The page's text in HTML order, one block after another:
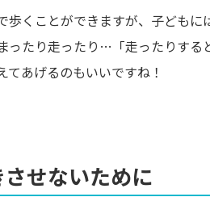
歩くことができますが、子どもに
ったり走ったり…「走ったりする
てあげるのもいいですね！
せないために